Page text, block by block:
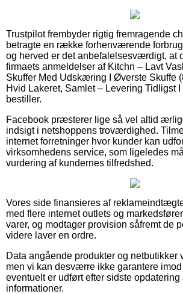
Trustpilot frembyder rigtig fremragende
betragte en række forhenværende
og herved er det anbefalelsesværdigt, at
firmaets anmeldelser af Kitchn – Lavt
Skuffer Med Udskæring I Øverste Skuffe
Hvid Lakeret, Samlet – Levering Tidligst
bestiller.
Facebook præsterer lige så vel altid
indsigt i netshoppens troværdighed.
internet forretninger hvor kunder kan
virksomhedens service, som ligeledes
vurdering af kundernes tilfredshed.
Vores side finansieres af
med flere internet outlets og
varer, og modtager provision såfremt de
videre laver en ordre.
Data angående produkter og netbutikker
men vi kan desværre ikke garantere
eventuelt er udført efter sidste opdatering
informationer.